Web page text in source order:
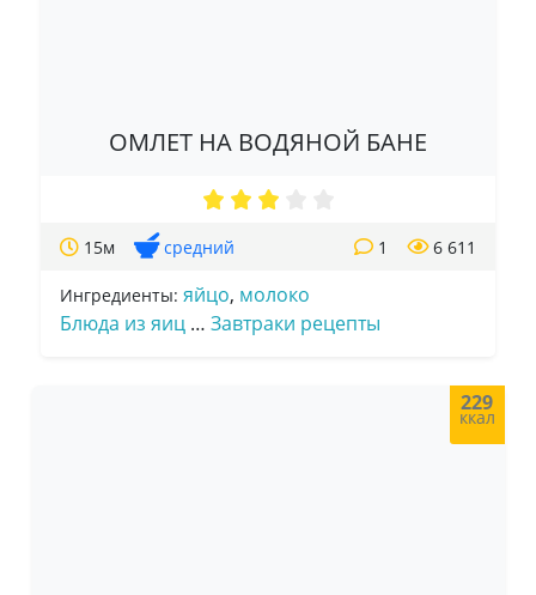
ОМЛЕТ НА ВОДЯНОЙ БАНЕ
15м средний 6 611
1
Ингредиенты: яйцо, молоко
Блюда из яиц … Завтраки рецепты
229
ккал